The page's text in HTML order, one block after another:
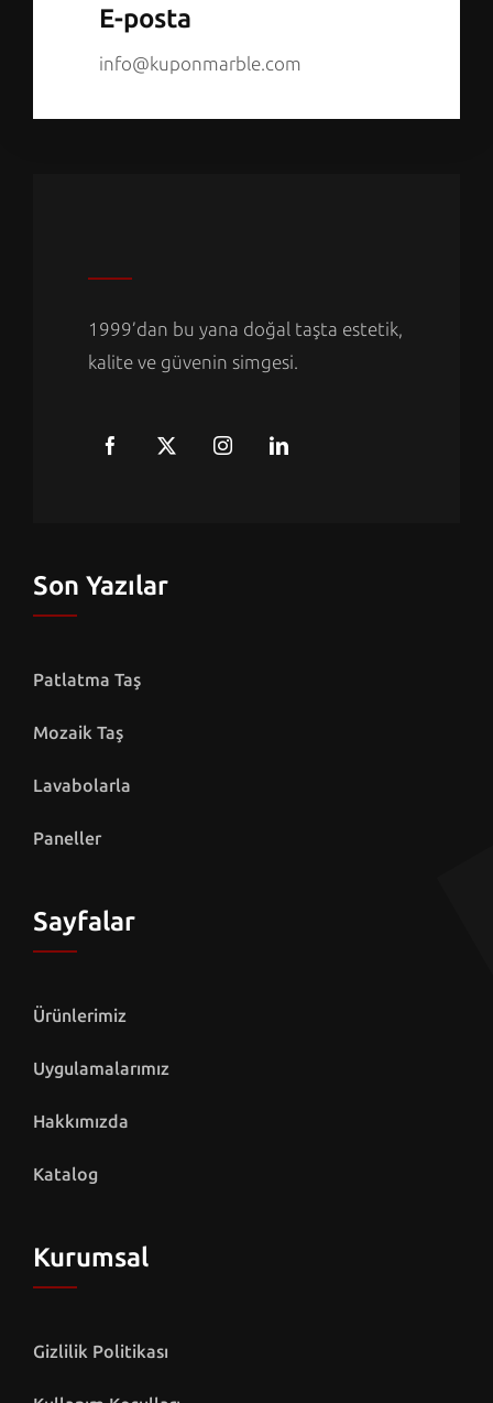
E-posta
info@kuponmarble.com
1999’dan bu yana doğal taşta estetik,
kalite ve güvenin simgesi.
Son Yazılar
Patlatma Taş
Mozaik Taş
Lavabolarla
Paneller
Sayfalar
Ürünlerimiz
Uygulamalarımız
Hakkımızda
Katalog
Kurumsal
Gizlilik Politikası